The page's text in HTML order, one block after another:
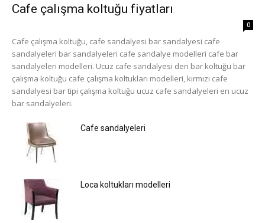
Cafe çalışma koltuğu fiyatları
0
Cafe çalışma koltuğu, cafe sandalyesi bar sandalyesi cafe
sandalyeleri bar sandalyeleri cafe sandalye modelleri cafe bar
sandalyeleri modelleri. Ucuz cafe sandalyesi deri bar koltuğu bar
çalışma koltuğu cafe çalışma koltukları modelleri, kırmızı cafe
sandalyesi bar tipi çalışma koltuğu ucuz cafe sandalyeleri en ucuz
bar sandalyeleri.
Cafe sandalyeleri
Loca koltukları modelleri